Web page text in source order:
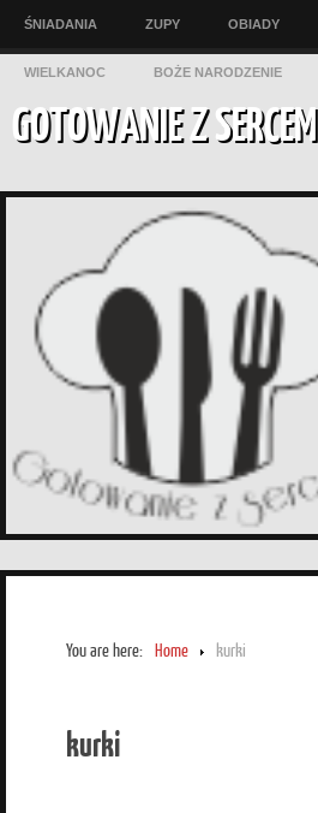
ŚNIADANIA ZUPY OBIADY
WIELKANOC BOŻE NARODZENIE
GOTOWANIE Z SERCEM
You are here: Home kurki
kurki